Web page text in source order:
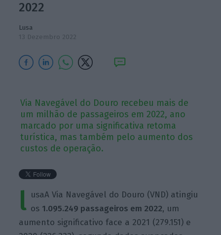
2022
Lusa
13 Dezembro 2022
Via Navegável do Douro recebeu mais de
um milhão de passageiros em 2022, ano
marcado por uma significativa retoma
turística, mas também pelo aumento dos
custos de operação.
l usaA Via Navegável do Douro (VND) atingiu
os 1.095.249 passageiros em 2022, um
aumento significativo face a 2021 (279.151) e